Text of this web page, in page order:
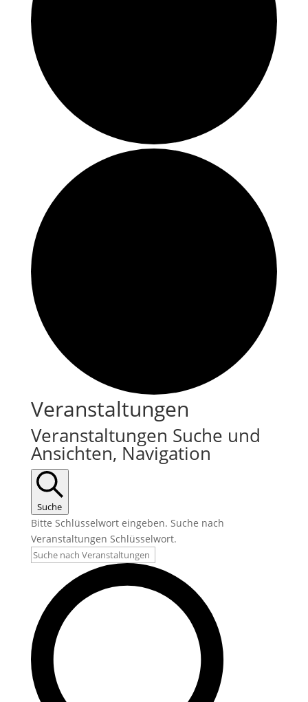
Veranstaltungen
Veranstaltungen Suche und
Ansichten, Navigation
Suche
Bitte Schlüsselwort eingeben. Suche nach
Veranstaltungen Schlüsselwort.